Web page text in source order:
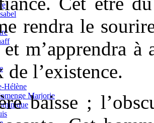
Hélène
Marjorie
rendra le
m’apprendra à
de l’existence.
baisse ;